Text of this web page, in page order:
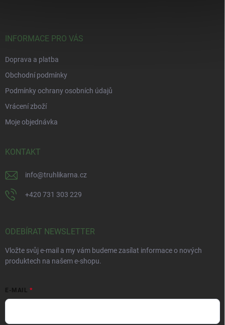
INFORMACE PRO VÁS
Doprava a platba
Obchodní podmínky
Podmínky ochrany osobních údajů
Vrácení zboží
Moje objednávka
KONTAKT
info@truhlikarna.cz
+420 731 303 229
ODEBÍRAT NEWSLETTER
Vložte svůj e-mail a my vám budeme zasílat informace o nových
produktech na našem e-shopu.
E-MAIL